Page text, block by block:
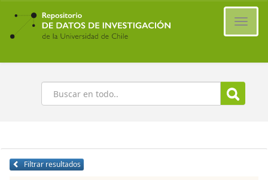
Ir
contenido
principal
Buscar
Filtrar resultados